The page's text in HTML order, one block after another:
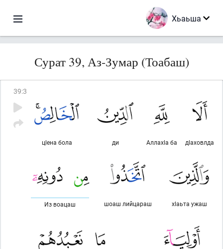
Хьаьша
Сурат 39, Аз-Зумар (Тоабаш)
39:3
дlаховлда
Аллахlа ба
ди
цlена бола
хlаьта ужаш
шоаш лийцараш
Из воацаш